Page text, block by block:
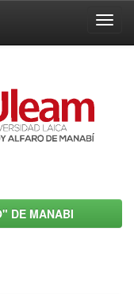
DE MANABI